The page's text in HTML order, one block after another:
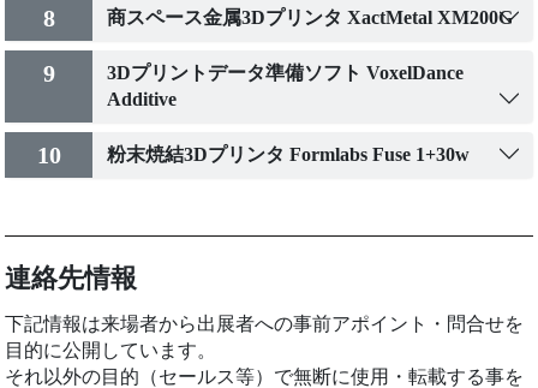
8 商スペース金属3Dプリンタ XactMetal XM200G
9
3Dプリントデータ準備ソフト VoxelDance
Additive
10 粉末焼結3Dプリンタ Formlabs Fuse 1+30w
連絡先情報
下記情報は来場者から出展者への事前アポイント・問合せを
目的に公開しています。
それ以外の目的（セールス等）で無断に使用・転載する事を